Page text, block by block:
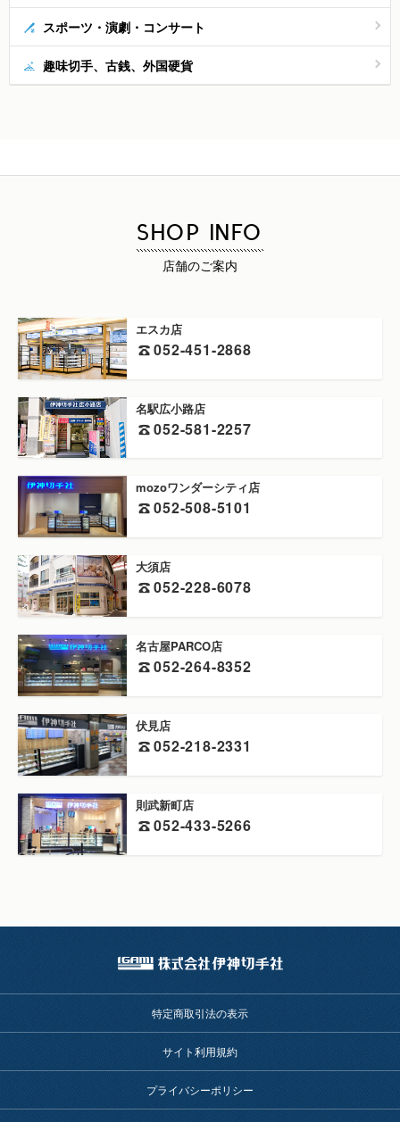
スポーツ・演劇・コンサート
趣味切手、古銭、外国硬貨
SHOP INFO
店舗のご案内
エスカ店
052-451-2868
名駅広小路店
052-581-2257
mozoワンダーシティ店
052-508-5101
大須店
052-228-6078
名古屋PARCO店
052-264-8352
伏見店
052-218-2331
則武新町店
052-433-5266
特定商取引法の表示
サイト利用規約
プライバシーポリシー